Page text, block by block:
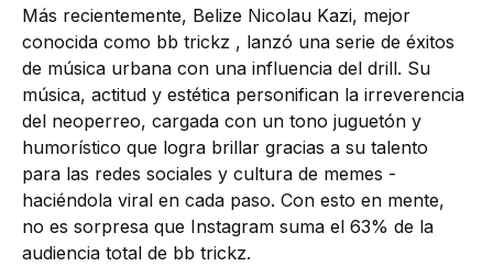
Más recientemente, Belize Nicolau Kazi, mejor
conocida como bb trickz , lanzó una serie de éxitos
de música urbana con una influencia del drill. Su
música, actitud y estética personifican la irreverencia
del neoperreo, cargada con un tono juguetón y
humorístico que logra brillar gracias a su talento
para las redes sociales y cultura de memes -
haciéndola viral en cada paso. Con esto en mente,
no es sorpresa que Instagram suma el 63% de la
audiencia total de bb trickz.